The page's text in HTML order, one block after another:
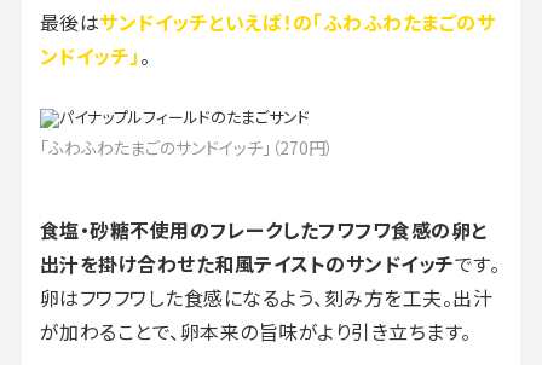
最後はサンドイッチといえば！の「ふわふわたまごのサ
ンドイッチ」。
「ふわふわたまごのサンドイッチ」（270円）
食塩・砂糖不使用のフレークしたフワフワ食感の卵と
出汁を掛け合わせた和風テイストのサンドイッチです。
卵はフワフワした食感になるよう、刻み方を工夫。出汁
が加わることで、卵本来の旨味がより引き立ちます。